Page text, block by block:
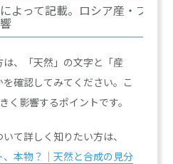
よって記載。ロシア産・ブラ
、「天然」の文字と「産
確認してみてください。こ
く影響するポイントです。
て詳しく知りたい方は、
本物？｜天然と合成の見分